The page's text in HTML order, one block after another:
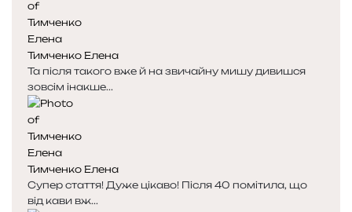
Тимченко Елена
Та після такого вже й на звичайну мишу дивишся
зовсім інакше...
Тимченко Елена
Супер стаття! Дуже цікаво! Після 40 помітила, що
від кави вж...